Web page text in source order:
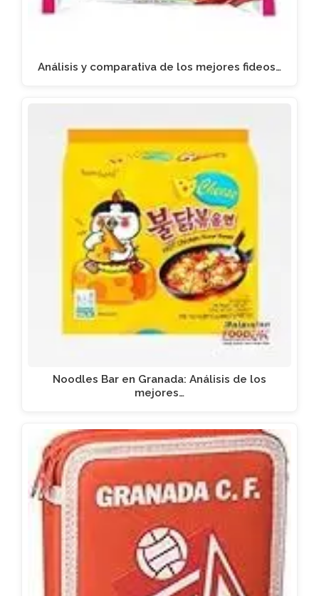
Análisis y comparativa de los mejores fideos…
Noodles Bar en Granada: Análisis de los
mejores…